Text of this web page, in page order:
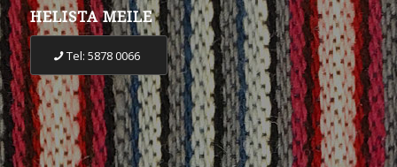
HELISTA MEILE
Tel: 5878 0066